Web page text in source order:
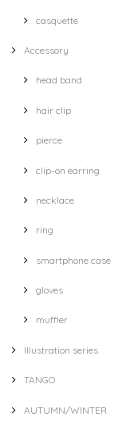
casquette
Accessory
head band
hair clip
pierce
clip-on earring
necklace
ring
smartphone case
gloves
muffler
Illustration series
TANGO
AUTUMN/WINTER